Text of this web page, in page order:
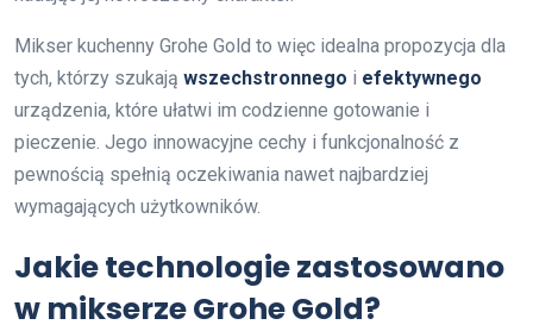
Mikser kuchenny Grohe Gold to więc idealna propozycja dla
tych, którzy szukają wszechstronnego i efektywnego
urządzenia, które ułatwi im codzienne gotowanie i
pieczenie. Jego innowacyjne cechy i funkcjonalność z
pewnością spełnią oczekiwania nawet najbardziej
wymagających użytkowników.
Jakie technologie zastosowano
w mikserze Grohe Gold?